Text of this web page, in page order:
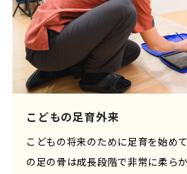
こどもの足育外来
こどもの将来のために足育を始め
の足の骨は成長段階で非常に柔ら